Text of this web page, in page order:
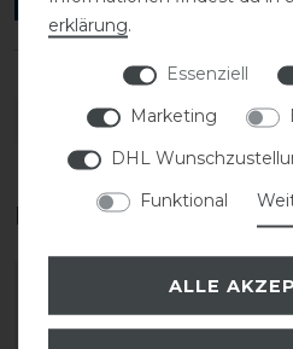
DETAILS ZUR
Das perfekte
erklärung.
Essenziell
Marketing
DHL
Funktional
ALLE